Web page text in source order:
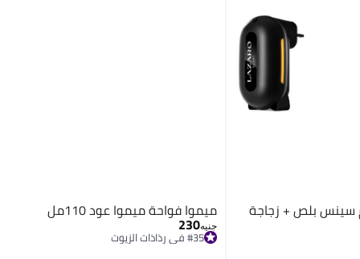
سينس بلص + زجاجة ميموا فواحة ميموا عود 110مل
جنيه230
#35 في رذاذات الزيوت
توصيل مجاني